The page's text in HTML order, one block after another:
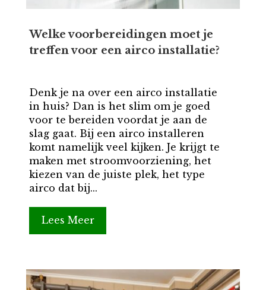
Welke voorbereidingen moet je
treffen voor een airco installatie?
Denk je na over een airco installatie
in huis? Dan is het slim om je goed
voor te bereiden voordat je aan de
slag gaat. Bij een airco installeren
komt namelijk veel kijken. Je krijgt te
maken met stroomvoorziening, het
kiezen van de juiste plek, het type
airco dat bij...
Lees Meer